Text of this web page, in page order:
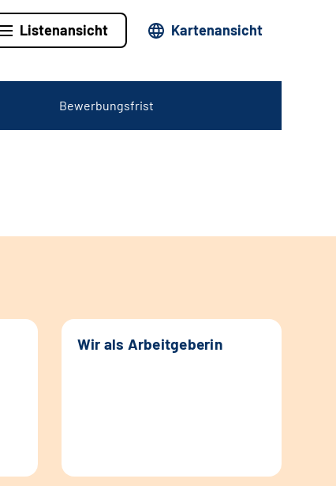
Listenansicht Kartenansicht
Bewerbungsfrist
Wir als Arbeitgeberin